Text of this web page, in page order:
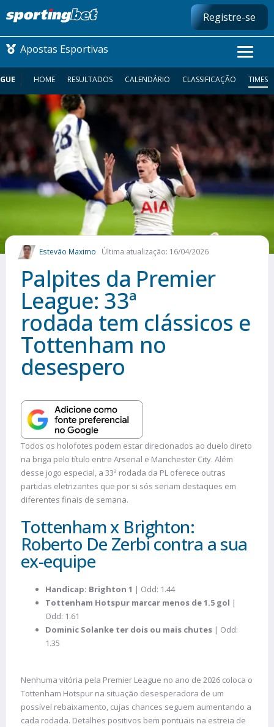
Registre-se
Apostas Esportivas
CONMEBOL LIBERTADORES
FUTEBOL NACIONAL
FUTEBOL INTERNACIONAL
COMO APOSTAR
MAIS ESPORTES
HOME RESULTADOS CALENDÁRIO CLASSIFICAÇÃO TIMES
Estevão Maximo Última atualização: 16/04/2026
Palpites da Premier
League: 33ª
rodada tem clássicos e
Tottenham no
desespero
Todos os holofotes podem estar direcionados ao duelo direto
na briga pelo título entre Arsenal e Manchester City. Além
desse jogo especial, a 33ª rodada da PL oferece outras
partidas eletrizantes que por si sós seriam destaques em
diferentes finais de semana.
Tottenham x Brighton:
Roberto De Zerbi contra a sua
ex-equipe
Handicap: Brighton 1 | Odd: 1.44
Tottenham Hotspur marcar menos de 1.5 gol |
Odd: 1.61
Dominic Solanke ter dois ou mais chutes | Odd:
1.35
Nenhuma vitória pela Premier League no ano de 2026 coloca o
Tottenham Hotspur na situação desesperadora de um
possível rebaixamento, cujas chances seguem aumentando a
cada rodada. Detalhes positivos bem pontuais na estreia de